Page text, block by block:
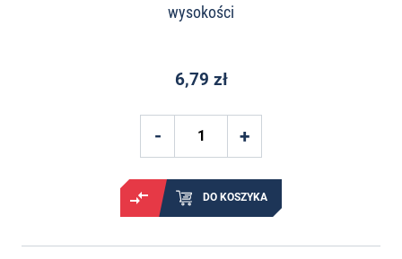
wysokości
6,79 zł
DO KOSZYKA